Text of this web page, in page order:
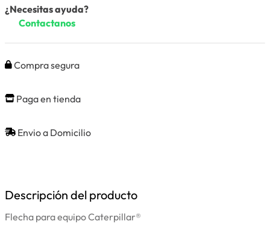
¿Necesitas ayuda?
Contactanos
Compra segura
Paga en tienda
Envio a Domicilio
Descripción del producto
Flecha para equipo Caterpillar®